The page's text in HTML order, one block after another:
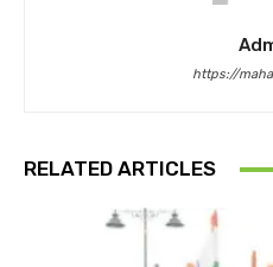
https://
RELATED ARTICLES